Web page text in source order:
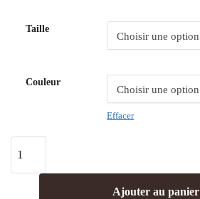
Taille
Couleur
Effacer
Ajouter au panier